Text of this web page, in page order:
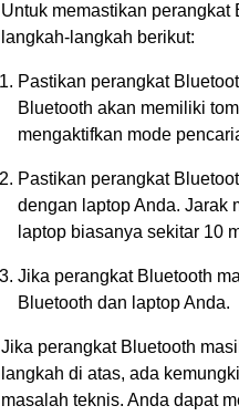
Untuk memastikan perangkat
langkah-langkah berikut:
Pastikan perangkat
Bluetooth akan memiliki
mengaktifkan mode
Pastikan perangkat
dengan laptop Anda. Jarak
laptop biasanya sekitar 10
Jika perangkat Bluetooth
Bluetooth dan laptop Anda.
Jika perangkat Bluetooth
langkah di atas, ada
masalah teknis. Anda dapat